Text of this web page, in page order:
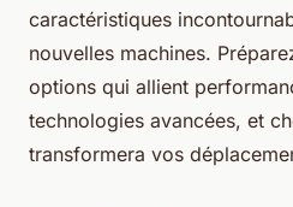
caractéristiques
nouvelles machines.
options qui allient
technologies avancées, et
transformera vos